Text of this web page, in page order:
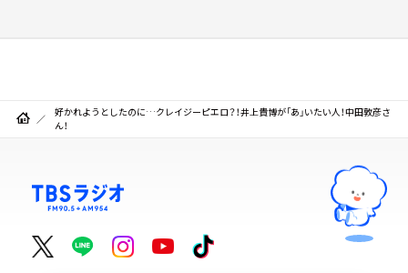
好かれようとしたのに…クレイジーピエロ？！井上貴博が「あ」いたい人！中田敦彦さ
ん！